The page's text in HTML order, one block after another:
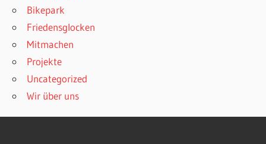
Bikepark
Friedensglocken
Mitmachen
Projekte
Uncategorized
Wir über uns